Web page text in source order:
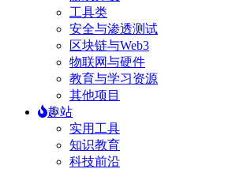
工具类
安全与渗透测试
区块链与Web3
物联网与硬件
教育与学习资源
其他项目
趣站
实用工具
知识教育
科技前沿